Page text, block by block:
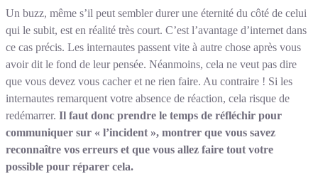
Un buzz, même s’il peut sembler durer une éternité du côté de celui
qui le subit, est en réalité très court. C’est l’avantage d’internet dans
ce cas précis. Les internautes passent vite à autre chose après vous
avoir dit le fond de leur pensée. Néanmoins, cela ne veut pas dire
que vous devez vous cacher et ne rien faire. Au contraire ! Si les
internautes remarquent votre absence de réaction, cela risque de
redémarrer. Il faut donc prendre le temps de réfléchir pour
communiquer sur « l’incident », montrer que vous savez
reconnaître vos erreurs et que vous allez faire tout votre
possible pour réparer cela.